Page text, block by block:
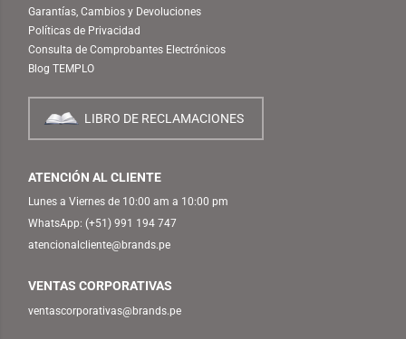
Garantías, Cambios y Devoluciones
Políticas de Privacidad
Consulta de Comprobantes Electrónicos
Blog TEMPLO
LIBRO DE RECLAMACIONES
ATENCIÓN AL CLIENTE
Lunes a Viernes de 10:00 am a 10:00 pm
WhatsApp: (+51) 991 194 747
atencionalcliente@brands.pe
VENTAS CORPORATIVAS
ventascorporativas@brands.pe